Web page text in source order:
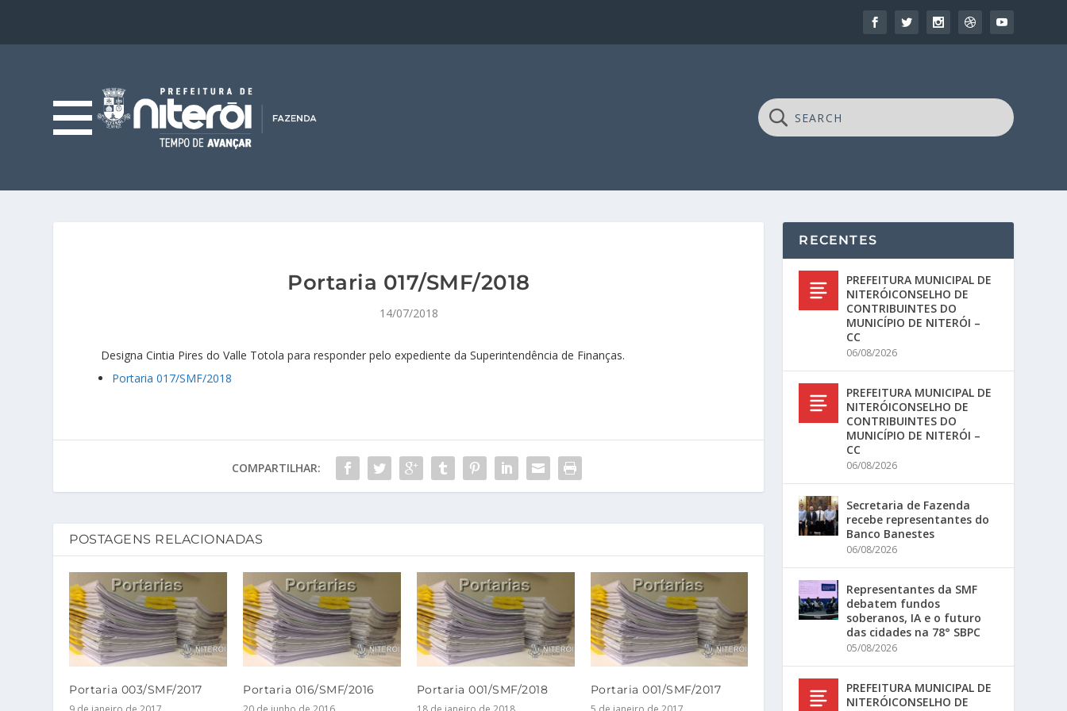
Portaria 017/SMF/2018
14/07/2018
Designa Cintia Pires do Valle Totola para responder pelo expediente da Superintendência de Finanças.
Portaria 017/SMF/2018
COMPARTILHAR:
POSTAGENS RELACIONADAS
Portaria 003/SMF/2017 Portaria 016/SMF/2016 Portaria 001/SMF/2018 Portaria 001/SMF/2017
RECENTES
PREFEITURA MUNICIPAL DE
NITERÓICONSELHO DE
CONTRIBUINTES DO
MUNICÍPIO DE NITERÓI –
CC
06/08/2026
PREFEITURA MUNICIPAL DE
NITERÓICONSELHO DE
CONTRIBUINTES DO
MUNICÍPIO DE NITERÓI –
CC
06/08/2026
Secretaria de Fazenda
recebe representantes do
Banco Banestes
06/08/2026
Representantes da SMF
debatem fundos
soberanos, IA e o futuro
das cidades na 78° SBPC
05/08/2026
PREFEITURA MUNICIPAL DE
NITERÓICONSELHO DE